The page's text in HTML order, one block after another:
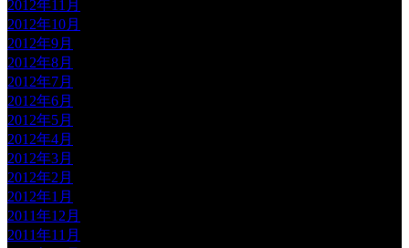
2012年11月
2012年10月
2012年9月
2012年8月
2012年7月
2012年6月
2012年5月
2012年4月
2012年3月
2012年2月
2012年1月
2011年12月
2011年11月